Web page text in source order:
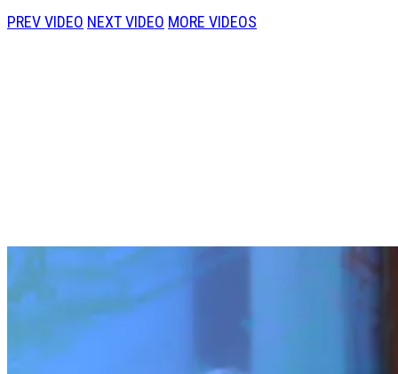
PREV VIDEO NEXT VIDEO MORE VIDEOS